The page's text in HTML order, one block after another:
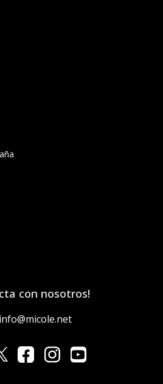
con nosotros!
info@micole.net